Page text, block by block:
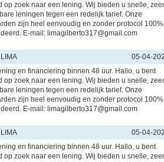
op zoek naar een lening. Wij bieden u snelle, zeer
leningen tegen een redelijk tarief. Onze
zijn heel eenvoudig en zonder protocol 100%
E-mail: limagilberto317@gmail.com
05-04-
en financiering binnen 48 uur. Hallo, u bent
op zoek naar een lening. Wij bieden u snelle, zeer
leningen tegen een redelijk tarief. Onze
zijn heel eenvoudig en zonder protocol 100%
E-mail: limagilberto317@gmail.com
05-04-
en financiering binnen 48 uur. Hallo, u bent
op zoek naar een lening. Wij bieden u snelle, zeer